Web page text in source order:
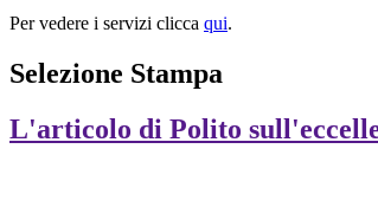
Per vedere i servizi clicca qui.
Selezione Stampa
L'articolo di Polito